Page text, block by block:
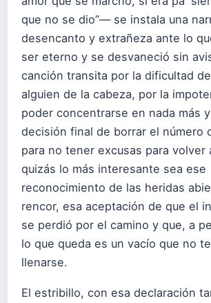
que no se dio”— se instala una
desencanto y extrañeza ante lo
ser eterno y se desvaneció sin
canción transita por la dificultad
alguien de la cabeza, por la
poder concentrarse en nada más
decisión final de borrar el número
para no tener excusas para volver
quizás lo más interesante sea ese
reconocimiento de las heridas
rencor, esa aceptación de que el
se perdió por el camino y que, a
lo que queda es un vacío que no
llenarse.
El estribillo, con esa declaración